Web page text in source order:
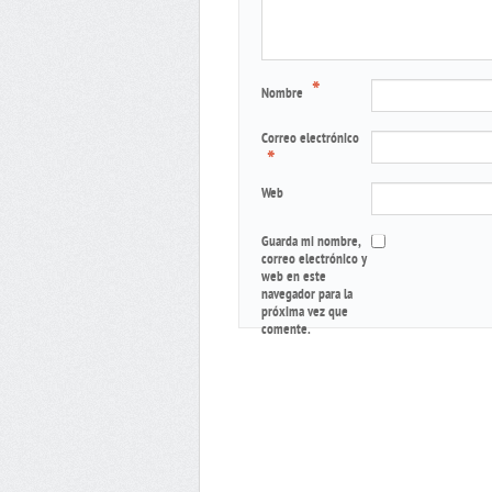
Nombre *
Correo electrónico
*
Web
Guarda mi nombre,
correo electrónico y
web en este
navegador para la
próxima vez que
comente.